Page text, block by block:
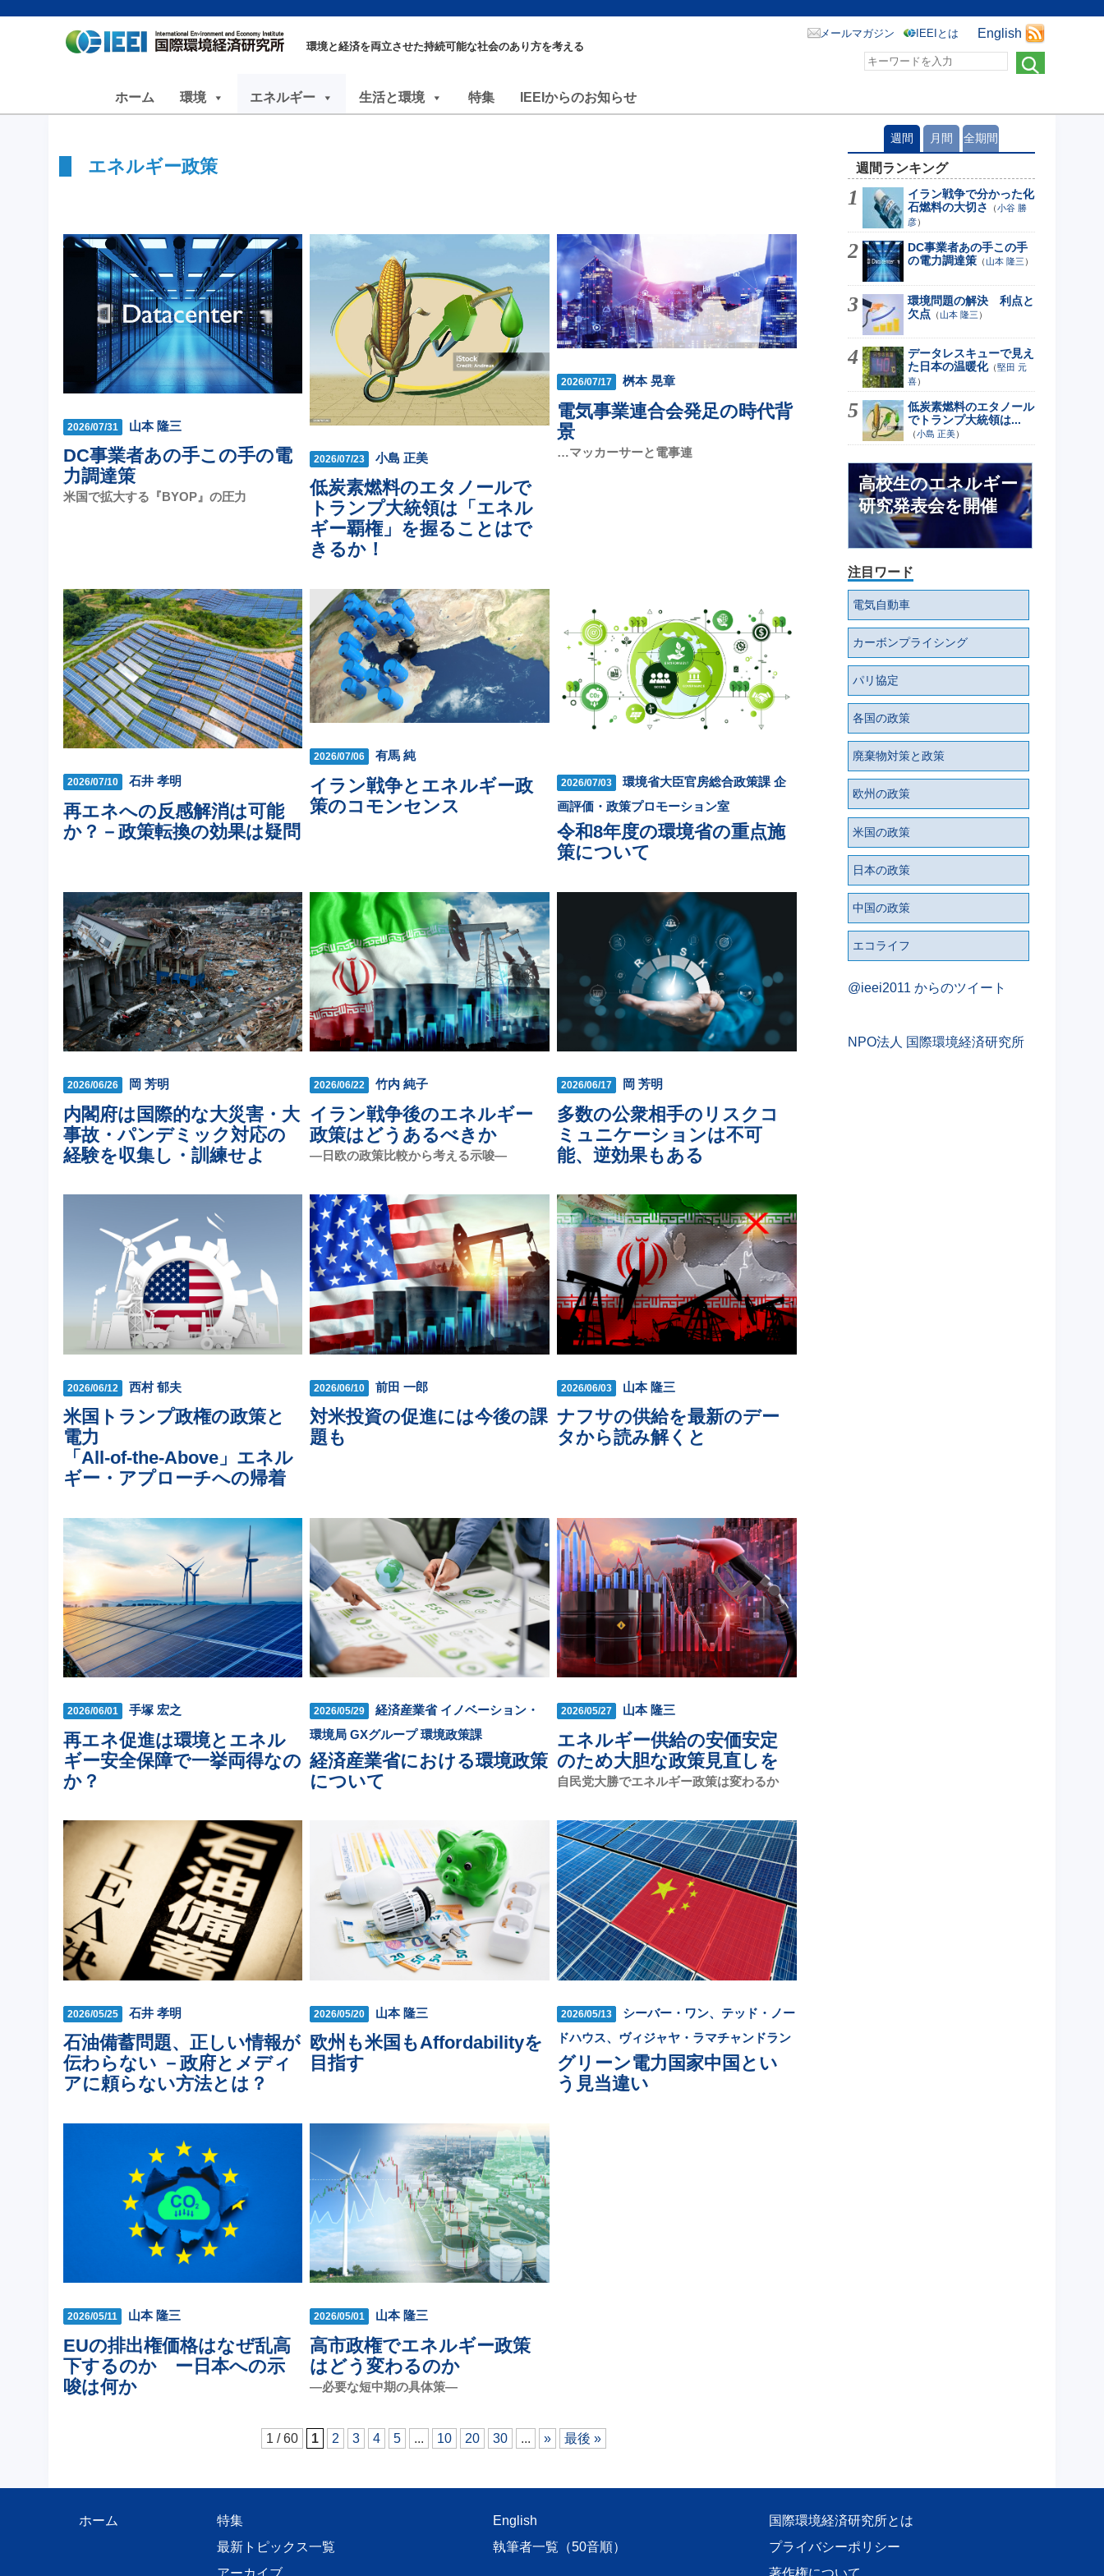
環境と経済を両立させた持続可能な社会のあり方を考える
English
メールマガジン IEEIとは
ホーム 環境 エネルギー 生活と環境 特集 IEEIからのお知らせ
エネルギー政策
2026/07/31 山本 隆三
DC事業者あの手この手の電
力調達策
米国で拡大する『BYOP』の圧力
2026/07/23 小島 正美
低炭素燃料のエタノールで
トランプ大統領は「エネル
ギー覇権」を握ることはで
きるか！
2026/07/17 桝本 晃章
電気事業連合会発足の時代背
景
…マッカーサーと電事連
2026/07/10 石井 孝明
再エネへの反感解消は可能
か？－政策転換の効果は疑問
2026/07/06 有馬 純
イラン戦争とエネルギー政
策のコモンセンス
2026/07/03
環境省大臣官房総合政策課 企
画評価・政策プロモーション室
令和8年度の環境省の重点施
策について
2026/06/26 岡 芳明
内閣府は国際的な大災害・大
事故・パンデミック対応の
経験を収集し・訓練せよ
2026/06/22 竹内 純子
イラン戦争後のエネルギー
政策はどうあるべきか
―日欧の政策比較から考える示唆―
2026/06/17 岡 芳明
多数の公衆相手のリスクコ
ミュニケーションは不可
能、逆効果もある
2026/06/12 西村 郁夫
米国トランプ政権の政策と
電力
「All-of-the-Above」エネル
ギー・アプローチへの帰着
2026/06/10 前田 一郎
対米投資の促進には今後の課
題も
2026/06/03 山本 隆三
ナフサの供給を最新のデー
タから読み解くと
2026/06/01 手塚 宏之
再エネ促進は環境とエネル
ギー安全保障で一挙両得なの
か？
2026/05/29
経済産業省 イノベーション・
環境局 GXグループ 環境政策課
経済産業省における環境政策
について
2026/05/27 山本 隆三
エネルギー供給の安価安定
のため大胆な政策見直しを
自民党大勝でエネルギー政策は変わるか
2026/05/25 石井 孝明
石油備蓄問題、正しい情報が
伝わらない －政府とメディ
アに頼らない方法とは？
2026/05/20 山本 隆三
欧州も米国もAffordabilityを
目指す
2026/05/13
シーバー・ワン、テッド・ノー
ドハウス、ヴィジャヤ・ラマチャンドラン
グリーン電力国家中国とい
う見当違い
2026/05/11 山本 隆三
EUの排出権価格はなぜ乱高
下するのか ー日本への示
唆は何か
2026/05/01 山本 隆三
高市政権でエネルギー政策
はどう変わるのか
―必要な短中期の具体策―
1 / 60 1 2 3 4 5 ... 10 20 30 ... » 最後 »
週間 月間 全期間
週間ランキング
イラン戦争で分かった化
石燃料の大切さ
（小谷 勝
彦）
DC事業者あの手この手
の電力調達策 （山本 隆三 ）
環境問題の解決 利点と
欠点 （山本 隆三 ）
データレスキューで見え
た日本の温暖化（堅田 元
喜）
低炭素燃料のエタノール
でトランプ大統領は...
（小島 正美）
高校生のエネルギー
研究発表会を開催
注目ワード
電気自動車
カーボンプライシング
パリ協定
各国の政策
廃棄物対策と政策
欧州の政策
米国の政策
日本の政策
中国の政策
エコライフ
@ieei2011 からのツイート
NPO法人 国際環境経済研究所
ホーム
特集
最新トピックス一覧
アーカイブ
English
執筆者一覧（50音順）
国際環境経済研究所とは
プライバシーポリシー
著作権について